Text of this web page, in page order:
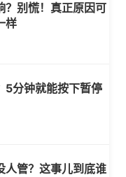
？别慌！真正原因可
样
5分钟就能按下暂停
人管？这事儿到底谁